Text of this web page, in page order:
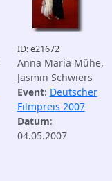
ID: e21672
Anna Maria Mühe,
Jasmin Schwiers
Event: Deutscher
Filmpreis 2007
Datum:
04.05.2007